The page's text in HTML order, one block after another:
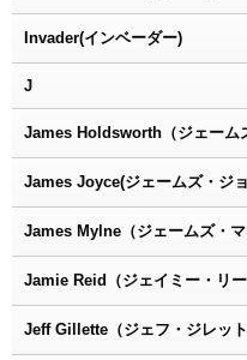
Invader(インベーダー)
J
James Holdsworth（ジェーム
James Joyce(ジェームズ・ジ
James Mylne（ジェームズ・マ
Jamie Reid（ジェイミー・リー
Jeff Gillette（ジェフ・ジレット